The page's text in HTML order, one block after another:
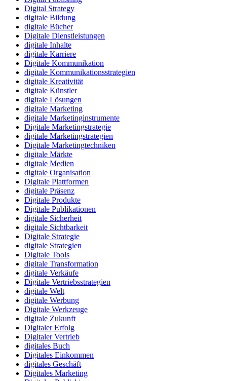
Digital Strategy
digitale Bildung
digitale Bücher
Digitale Dienstleistungen
digitale Inhalte
digitale Karriere
Digitale Kommunikation
digitale Kommunikationsstrategien
digitale Kreativität
digitale Künstler
digitale Lösungen
digitale Marketing
digitale Marketinginstrumente
Digitale Marketingstrategie
digitale Marketingstrategien
Digitale Marketingtechniken
digitale Märkte
digitale Medien
digitale Organisation
Digitale Plattformen
digitale Präsenz
Digitale Produkte
Digitale Publikationen
digitale Sicherheit
digitale Sichtbarkeit
Digitale Strategie
digitale Strategien
Digitale Tools
digitale Transformation
digitale Verkäufe
Digitale Vertriebsstrategien
digitale Welt
digitale Werbung
Digitale Werkzeuge
digitale Zukunft
Digitaler Erfolg
Digitaler Vertrieb
digitales Buch
Digitales Einkommen
digitales Geschäft
Digitales Marketing